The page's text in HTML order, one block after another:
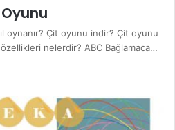
oynanır? Çit oyunu indir? Çit oyunu
nelerdir? ABC Bağlamaca…